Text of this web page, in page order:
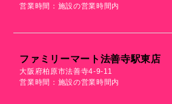
営業時間：施設の営業時間内
ファミリーマート法善寺駅東店
大阪府柏原市法善寺4-9-11
営業時間：施設の営業時間内